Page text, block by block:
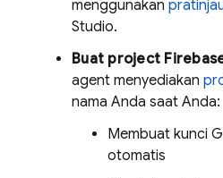
menggunakan
Studio.
Buat project
agent menyediakan
nama Anda saat Anda:
Membuat kunci
otomatis